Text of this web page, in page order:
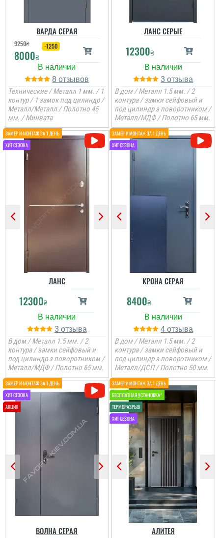
ВАРДА СЕРАЯ
9250₴
8000₴
-1250
8
Технические / Металл 1 мм. / 1
контур / 1 замок под цилиндр /
Металл/Металл / Полотно 45
мм. / Минвата
ЛАНС СЕРЫЕ
12300₴
3
В дом / Металл 1.5 мм. / 2
контура / замки сейфовый и
под цилиндр з поворотником /
Металл/МДФ / Полотно 65 мм.
ЛАНС
12300₴
3
В дом / Металл 1.5 мм. / 2
контура / замки сейфовый и
под цилиндр з поворотником /
Металл/МДФ / Полотно 65 мм.
КРОНА СЕРАЯ
8400₴
4
В дом / Металл 1.5 мм. / 2
контура / замки сейфовый и
под цилиндр з поворотником /
Металл/ДСП / Полотно 50 мм.
ВОЛНА СЕРАЯ АЛИТЕЯ